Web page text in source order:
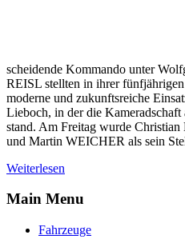
scheidende Kommando unter
REISL stellten in ihrer
moderne und zukunftsreiche
Lieboch, in der die
stand. Am Freitag wurde
und Martin WEICHER als sein
Weiterlesen
Main Menu
Fahrzeuge